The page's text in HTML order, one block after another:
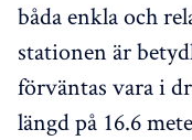
båda enkla och
stationen är
förväntas vara i
längd på 16.6